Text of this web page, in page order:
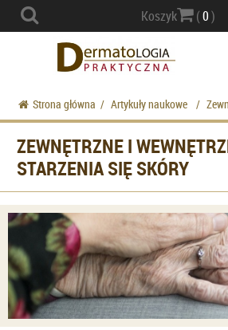
Koszyk (0)
Strona główna / Artykuły naukowe /
ZEWNĘTRZNE I
STARZENIA SIĘ SKÓRY